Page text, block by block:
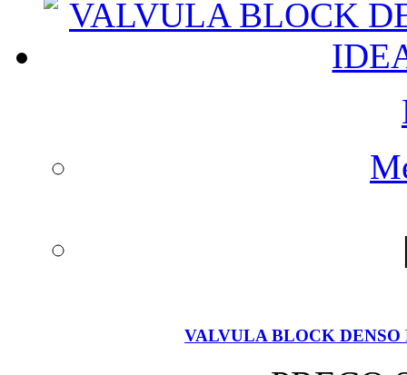
VALVULA BLOCK